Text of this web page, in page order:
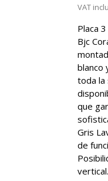
VAT
Placa
Bjc
blanco
toda la
que
Gris
de